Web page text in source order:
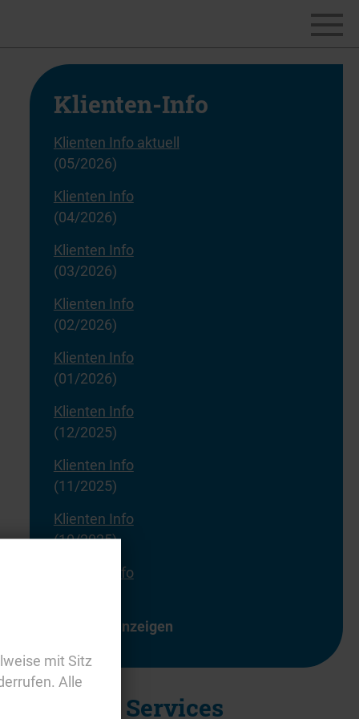
Externe Services
Klienten-Info
Klienten Info aktuell
(05/2026)
Klienten Info
(04/2026)
Klienten Info
(03/2026)
Klienten Info
(02/2026)
Klienten Info
(01/2026)
Klienten Info
(12/2025)
Klienten Info
(11/2025)
Klienten Info
(10/2025)
Klienten Info
alle anzeigen
mit Sitz
Alle